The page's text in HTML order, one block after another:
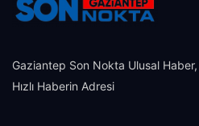
Gaziantep Son Nokta Ulusal
Hızlı Haberin Adresi